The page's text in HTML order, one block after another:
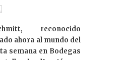
k
e
dI
reconocido
ahora al mundo del
semana en Bodegas